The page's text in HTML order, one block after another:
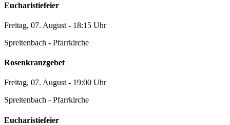
Eucharistiefeier
Freitag, 07. August - 18:15 Uhr
Spreitenbach - Pfarrkirche
Rosenkranzgebet
Freitag, 07. August - 19:00 Uhr
Spreitenbach - Pfarrkirche
Eucharistiefeier